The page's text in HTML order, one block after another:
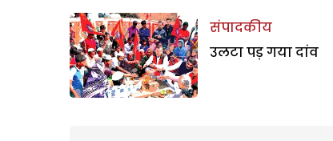
संपादकीय
उलटा पड़ गया दांव